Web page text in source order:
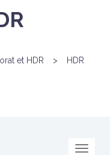
et HDR > HDR
Menu